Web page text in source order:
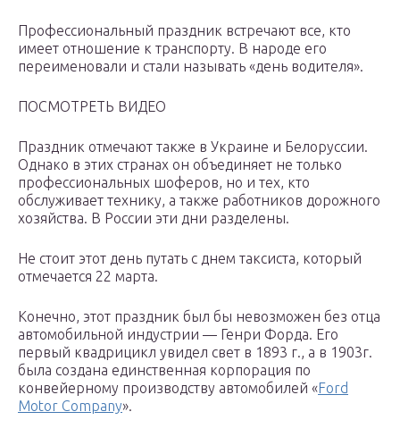
Профессиональный праздник встречают все, кто
имеет отношение к транспорту. В народе его
переименовали и стали называть «день водителя».
ПОСМОТРЕТЬ ВИДЕО
Праздник отмечают также в Украине и Белоруссии.
Однако в этих странах он объединяет не только
профессиональных шоферов, но и тех, кто
обслуживает технику, а также работников дорожного
хозяйства. В России эти дни разделены.
Не стоит этот день путать с днем таксиста, который
отмечается 22 марта.
Конечно, этот праздник был бы невозможен без отца
автомобильной индустрии — Генри Форда. Его
первый квадрицикл увидел свет в 1893 г., а в 1903г.
была создана единственная корпорация по
конвейерному производству автомобилей «Ford
Motor Company».